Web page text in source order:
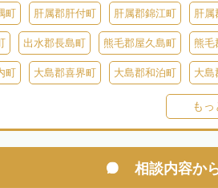
町 肝属郡肝付町 肝属郡錦江町 肝属
出水郡長島町 熊毛郡屋久島町 熊毛
町 大島郡喜界町 大島郡和泊町 大島
鹿児
もっ
相談内容か